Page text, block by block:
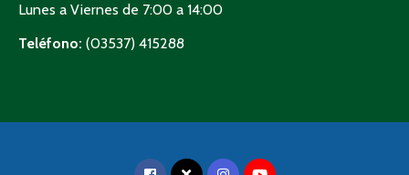
Lunes a Viernes de 7:00 a 14:00
Teléfono: (03537) 415288